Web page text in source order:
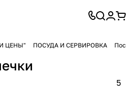
ЦЕНЫ" ПОСУДА И СЕРВИРОВКА
5